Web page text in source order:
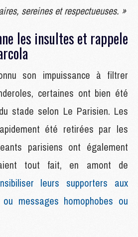
sereines et respectueuses. »
les insultes et rappele
son impuissance à filtrer
certaines ont bien été
stade selon Le Parisien. Les
été retirées par les
parisiens ont également
tout fait, en amont de
leurs supporters aux
messages homophobes ou